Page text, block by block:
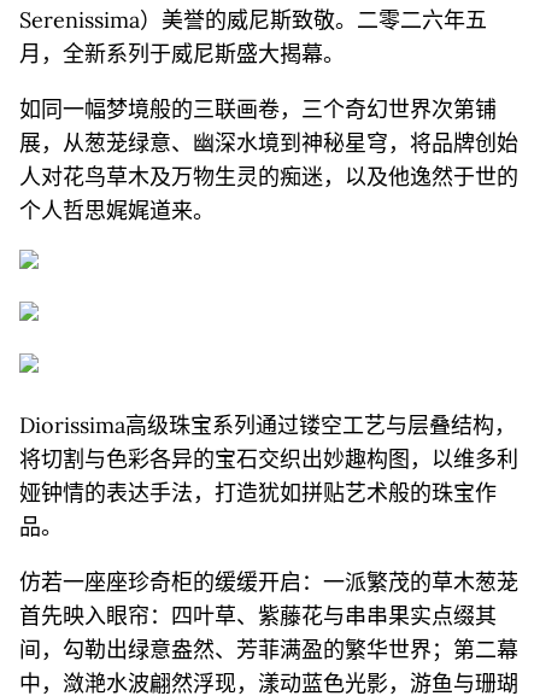
Serenissima）美誉的威尼斯致敬。二零二六年五
月，全新系列于威尼斯盛大揭幕。
如同一幅梦境般的三联画卷，三个奇幻世界次第铺
展，从葱茏绿意、幽深水境到神秘星穹，将品牌创始
人对花鸟草木及万物生灵的痴迷，以及他逸然于世的
个人哲思娓娓道来。
Diorissima高级珠宝系列通过镂空工艺与层叠结构，
将切割与色彩各异的宝石交织出妙趣构图，以维多利
娅钟情的表达手法，打造犹如拼贴艺术般的珠宝作
品。
仿若一座座珍奇柜的缓缓开启：一派繁茂的草木葱茏
首先映入眼帘：四叶草、紫藤花与串串果实点缀其
间，勾勒出绿意盎然、芳菲满盈的繁华世界；第二幕
中，潋滟水波翩然浮现，漾动蓝色光影，游鱼与珊瑚